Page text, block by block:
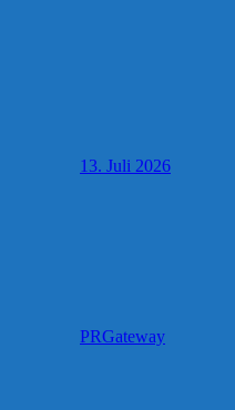
13. Juli 2026
PRGateway